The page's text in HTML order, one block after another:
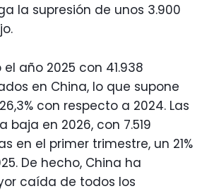
la supresión de unos 3.900
año 2025 con 41.938
en China, lo que supone
con respecto a 2024. Las
baja en 2026, con 7.519
en el primer trimestre, un 21%
De hecho, China ha
caída de todos los